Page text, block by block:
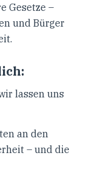
Gesetze –
und Bürger
lassen uns
an den
– und die